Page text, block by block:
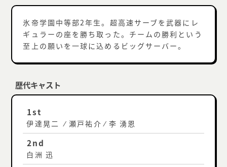
氷帝学園中等部2年生。超高速サーブを武器にレ
ギュラーの座を勝ち取った。チームの勝利という
至上の願いを一球に込めるビッグサーバー。
歴代キャスト
1st
伊達晃二 ⁄ 瀬戸祐介 ⁄ 李 湧恩
2nd
白洲 迅